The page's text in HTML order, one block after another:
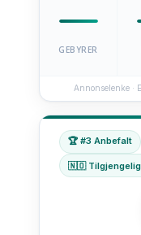
GEBYRER
Annonselenke ·
🏆 #3 Anbefalt
🇳🇴 Tilgjengelig